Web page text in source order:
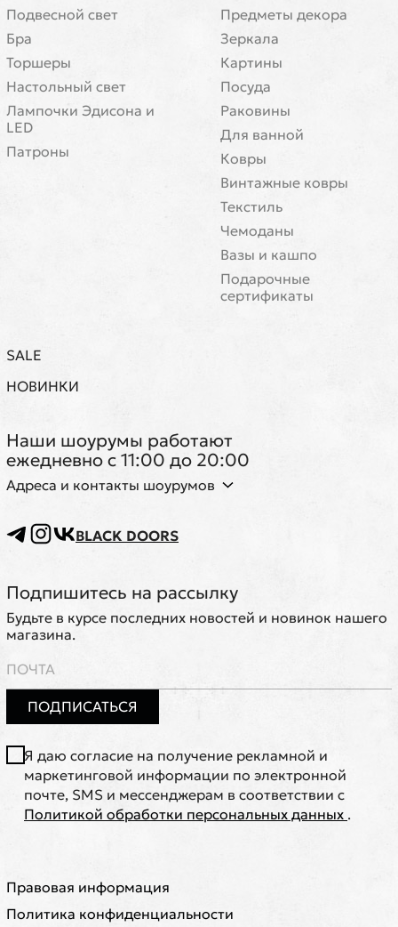
Подвесной свет
Бра
Торшеры
Настольный свет
Лампочки Эдисона и
LED
Патроны
Предметы декора
Зеркала
Картины
Посуда
Раковины
Для ванной
Ковры
Винтажные ковры
Текстиль
Чемоданы
Вазы и кашпо
Подарочные
сертификаты
SALE
НОВИНКИ
Наши шоурумы работают
ежедневно с 11:00 до 20:00
Адреса и контакты шоурумов
BLACK DOORS
Подпишитесь на рассылку
Будьте в курсе последних новостей и новинок нашего
магазина.
ПОДПИСАТЬСЯ
Я даю согласие на получение рекламной и
маркетинговой информации по электронной
почте, SMS и мессенджерам в соответствии с
Политикой обработки персональных данных .
Правовая информация
Политика конфиденциальности